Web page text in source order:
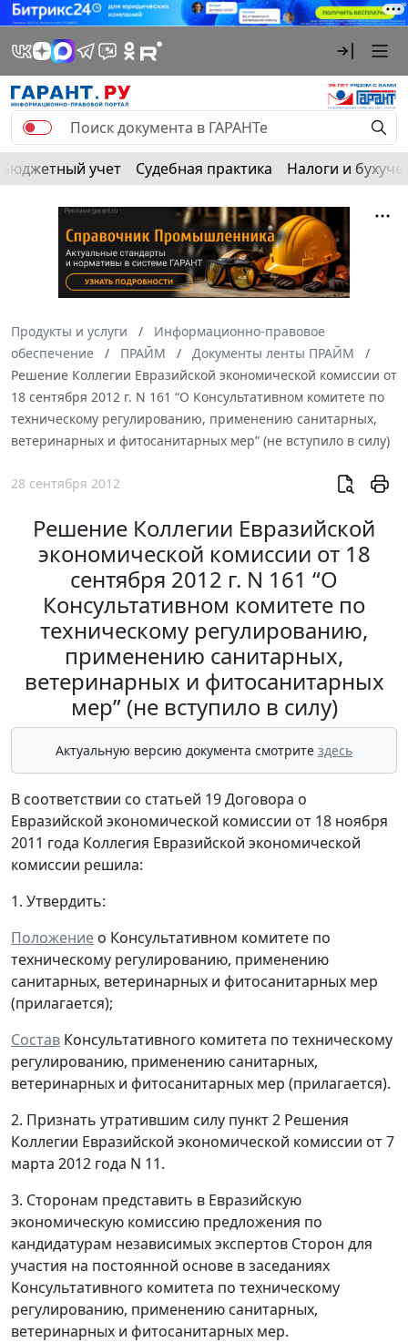
Бюджетный учет Судебная практика Налоги и
Продукты и услуги
Информационно-правовое
обеспечение
ПРАЙМ
Документы ленты ПРАЙМ
Решение Коллегии Евразийской экономической комиссии от
18 сентября 2012 г. N 161 “О Консультативном комитете по
техническому регулированию, применению санитарных,
ветеринарных и фитосанитарных мер” (не вступило в силу)
28 сентября 2012
Решение Коллегии Евразийской
экономической комиссии от 18
сентября 2012 г. N 161 “О
Консультативном комитете по
техническому регулированию,
применению санитарных,
ветеринарных и фитосанитарных
мер” (не вступило в силу)
Актуальную версию документа смотрите здесь
В соответствии со статьей 19 Договора о
Евразийской экономической комиссии от 18 ноября
2011 года Коллегия Евразийской экономической
комиссии решила:
1. Утвердить:
Положение о Консультативном комитете по
техническому регулированию, применению
санитарных, ветеринарных и фитосанитарных мер
(прилагается);
Состав Консультативного комитета по техническому
регулированию, применению санитарных,
ветеринарных и фитосанитарных мер (прилагается).
2. Признать утратившим силу пункт 2 Решения
Коллегии Евразийской экономической комиссии от 7
марта 2012 года N 11.
3. Сторонам представить в Евразийскую
экономическую комиссию предложения по
кандидатурам независимых экспертов Сторон для
участия на постоянной основе в заседаниях
Консультативного комитета по техническому
регулированию, применению санитарных,
ветеринарных и фитосанитарных мер.